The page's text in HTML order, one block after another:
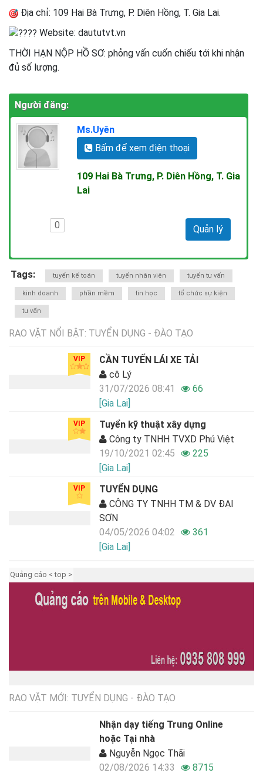
Địa chỉ: 109 Hai Bà Trưng, P. Diên Hồng, T. Gia Lai.
Website: daututvt.vn
THỜI HẠN NỘP HỒ SƠ: phỏng vấn cuốn chiếu tới khi nhận
đủ số lượng.
Người đăng:
Ms.Uyên
Bấm để xem điện thoại
109 Hai Bà Trưng, P. Diên Hồng, T. Gia
Lai
Quản lý
0
Tags: tuyển kế toán tuyển nhân viên tuyển tư vấn
kinh doanh phần mềm tin học tổ chức sự kiện
tư vấn
RAO VẶT NỔI BẬT: TUYỂN DỤNG - ĐÀO TẠO
VIP
CẦN TUYỂN LÁI XE TẢI
cô Lý
31/07/2026 08:41
66
[Gia Lai]
VIP
Tuyển kỹ thuật xây dựng
Công ty TNHH TVXD Phú Việt
19/10/2021 02:45
225
[Gia Lai]
VIP
TUYỂN DỤNG
CÔNG TY TNHH TM & DV ĐẠI
SƠN
04/05/2026 04:02
361
[Gia Lai]
Quảng cáo < top >
RAO VẶT MỚI: TUYỂN DỤNG - ĐÀO TẠO
Nhận dạy tiếng Trung Online
hoặc Tại nhà
Nguyễn Ngọc Thãi
02/08/2026 14:33
8715